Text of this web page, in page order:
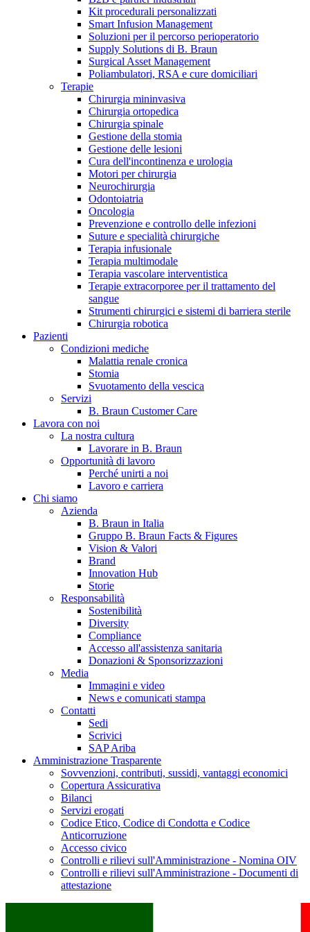
Catalogo prodotti
Trova il prodotto che stai cercando. Visita il catalogo B.
Braun con il nostro portfolio completo.
Hai domande o richieste? Scrivici per entrare subito in
contatto con un nostro referente.
B. Braun in Italia
Scopri chi siamo ed entra nel mondo di B. Braun in Italia: 4
sedi, 4 aziende, più di 700 dipendenti e un Centro di
Eccellenza a livello globale.
Kit procedurali personalizzati
Smart Infusion Management
Soluzioni per il percorso perioperatorio
Supply Solutions di B. Braun
Surgical Asset Management
Poliambulatori, RSA e cure domiciliari
Terapie
Chirurgia mininvasiva
Chirurgia ortopedica
Chirurgia spinale
Gestione della stomia
Gestione delle lesioni
Cura dell'incontinenza e urologia
Motori per chirurgia
Neurochirurgia
Odontoiatria
Oncologia
Prevenzione e controllo delle infezioni
Suture e specialità chirurgiche
Terapia infusionale
Terapia multimodale
Terapia vascolare interventistica
Terapie extracorporee per il trattamento del
sangue
Strumenti chirurgici e sistemi di barriera sterile
Chirurgia robotica
Pazienti
Condizioni mediche
Malattia renale cronica
Stomia
Svuotamento della vescica
Servizi
B. Braun Customer Care
Lavora con noi
La nostra cultura
Lavorare in B. Braun
Opportunità di lavoro
Perché unirti a noi
Lavoro e carriera
Chi siamo
Azienda
B. Braun in Italia
Gruppo B. Braun Facts & Figures
Vision & Valori
Brand
Innovation Hub
Storie
Responsabilità
Sostenibilità
Diversity
Compliance
Accesso all'assistenza sanitaria
Donazioni & Sponsorizzazioni
Media
Immagini e video
News e comunicati stampa
Contatti
Sedi
Scrivici
SAP Ariba
Amministrazione Trasparente
Sovvenzioni, contributi, sussidi, vantaggi economici
Copertura Assicurativa
Bilanci
Servizi erogati
Codice Etico, Codice di Condotta e Codice
Anticorruzione
Accesso civico
Controlli e rilievi sull'Amministrazione - Nomina OIV
Controlli e rilievi sull'Amministrazione - Documenti di
attestazione